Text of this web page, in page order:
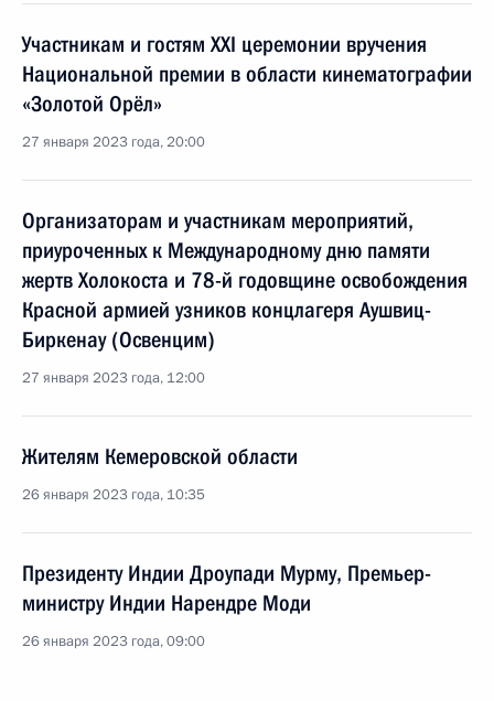
Участникам и гостям XXI церемонии вручения
Национальной премии в области кинематографии
«Золотой Орёл»
27 января 2023 года, 20:00
Организаторам и участникам мероприятий,
приуроченных к Международному дню памяти
жертв Холокоста и 78-й годовщине освобождения
Красной армией узников концлагеря Аушвиц-
Биркенау (Освенцим)
27 января 2023 года, 12:00
Жителям Кемеровской области
26 января 2023 года, 10:35
Президенту Индии Дроупади Мурму, Премьер-
министру Индии Нарендре Моди
26 января 2023 года, 09:00